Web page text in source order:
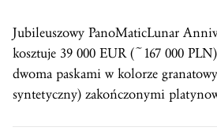
Jubileuszowy PanoMaticLunar
kosztuje 39 000 EUR (~167 000
dwoma paskami w kolorze
syntetyczny) zakończonymi